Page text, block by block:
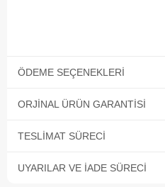
ÖDEME SEÇENEKLERI
ORJINAL ÜRÜN GARANTISI
TESLIMAT SÜRECI
UYARILAR VE İADE SÜRECI